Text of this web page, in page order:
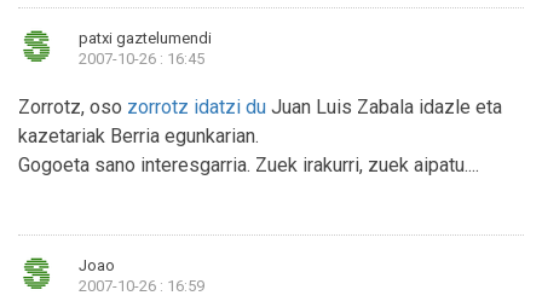
patxi gaztelumendi
2007-10-26 : 16:45
Zorrotz, oso zorrotz idatzi du Juan Luis Zabala idazle eta
kazetariak Berria egunkarian.
Gogoeta sano interesgarria. Zuek irakurri, zuek aipatu....
Joao
2007-10-26 : 16:59